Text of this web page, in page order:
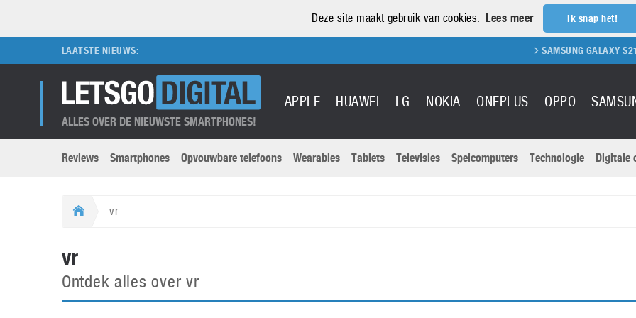
Deze site maakt gebruik van cookies. Lees meer Ik snap het!
LAATSTE NIEUWS: SAMSUNG GALAXY S21 REVIEW
ALLES OVER DE NIEUWSTE SMARTPHONES!
APPLE HUAWEI LG NOKIA ONEPLUS OPPO
Merken submenu
Apple
Computermuseum
Honor
Huawei
Oppo
Nikon
Reviews Smartphones Opvouwbare telefoons Wearables Tablets Televisies Spelcomputers Technologie Digitale
Categorien submenu
Aanbiedingen
Abonnement
DSLR camera’s
Televisies
vr
vr
Ontdek alles over vr